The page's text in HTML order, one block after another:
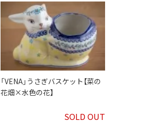
「VENA」うさぎバスケット【菜の
花畑×水色の花】
SOLD OUT